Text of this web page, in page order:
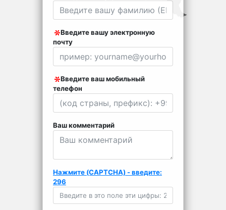
Введите вашу электронную
почту
Введите ваш мобильный
телефон
Ваш комментарий
Нажмите (CAPTCHA) - введите:
296